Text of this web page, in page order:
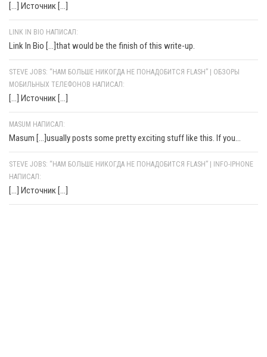
[…] Источник […]
LINK IN BIO НАПИСАЛ:
Link In Bio [...]that would be the finish of this write-up.
STEVE JOBS: “НАМ БОЛЬШЕ НИКОГДА НЕ ПОНАДОБИТСЯ FLASH” | ОБЗОРЫ
МОБИЛЬНЫХ ТЕЛЕФОНОВ НАПИСАЛ:
[…] Источник […]
MASUM НАПИСАЛ:
Masum [...]usually posts some pretty exciting stuff like this. If you...
STEVE JOBS: “НАМ БОЛЬШЕ НИКОГДА НЕ ПОНАДОБИТСЯ FLASH” | INFO-IPHONE
НАПИСАЛ:
[…] Источник […]